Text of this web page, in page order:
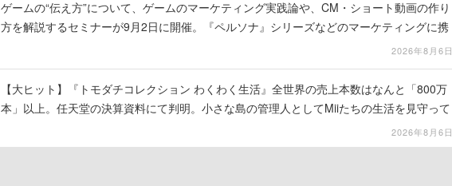
ゲームの“伝え方”について、ゲームのマーケティング実践論や、CM・ショート動画の作り
方を解説するセミナーが9月2日に開催。『ペルソナ』シリーズなどのマーケティングに携
2026年8月6日
【大ヒット】『トモダチコレクション わくわく生活』全世界の売上本数はなんと「800万
本」以上。任天堂の決算資料にて判明。小さな島の管理人としてMiiたちの生活を見守って
2026年8月6日